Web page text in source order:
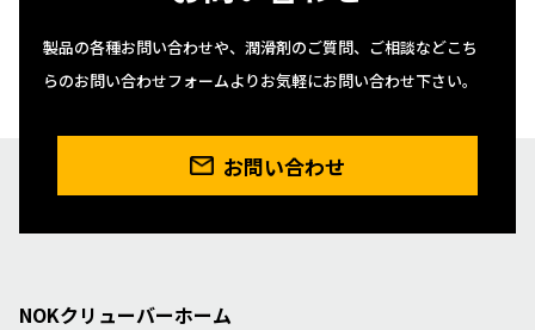
製品の各種お問い合わせや、潤滑剤のご質問、ご相談などこち
らのお問い合わせフォームよりお気軽にお問い合わせ下さい。
お問い合わせ
NOKクリューバーホーム